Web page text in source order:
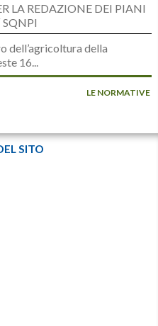
LA REDAZIONE DEI PIANI
dell’agricoltura della
16...
LE NORMATIVE
SITO